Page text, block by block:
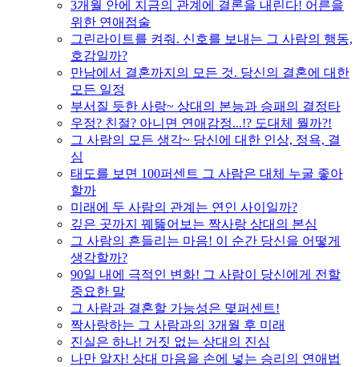
3개월 안에 지금의 관계에 결론을 내린다! 어른을
위한 연애점술
그린라이트를 켜줘. 신호를 보내는 그 사람의 행동,
호감일까?
만남에서 결혼까지의 모든 것. 당신의 결혼에 대한
모든 일정
부서질 듯한 사랑~ 상대의 본능과 승패의 결정타
우정? 친절? 아니면 연애감정...!? 도대체 뭘까?!
그 사람의 모든 생각~ 당신에 대한 인상, 정욕, 결
심
태도를 보면 100퍼센트 그 사람은 대체 누굴 좋아
할까
미래에 두 사람의 관계는 연인 사이일까?
깊은 곳까지 꿰뚫어보는 짝사랑 상대의 본심
그 사람의 흔들리는 마음! 이 순간 당신을 어떻게
생각할까?
90일 내에 극적인 변화! 그 사람이 당신에게 전할
중요한 말
그 사람과 결혼할 가능성은 몇퍼센트!
짝사랑하는 그 사람과의 3개월 후 미래
진실은 하나! 거짓 없는 상대의 진심
나만 알자! 상대 마음을 손에 넣는 승리의 연애법